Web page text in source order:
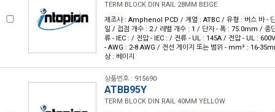
TERM BLOCK DIN RAIL 28MM BEIGE
제조사 : Amphenol PCD / 계열 : ATBC / 유형 : 버스 바 -
일 / 접점 개수 : 2 / 레벨 개수 : 1 / 단자 - 폭 : 75.0mm / 종
류 - IEC : / 전압 - IEC : / 전류 - UL : 145A / 전압 - UL :
- AWG : 2-8 AWG / 전선 게이지 또는 범위 - mm² : 16-
상 : 베이지
상품번호 : 915690
ATBB95Y
TERM BLOCK DIN RAIL 40MM YELLOW